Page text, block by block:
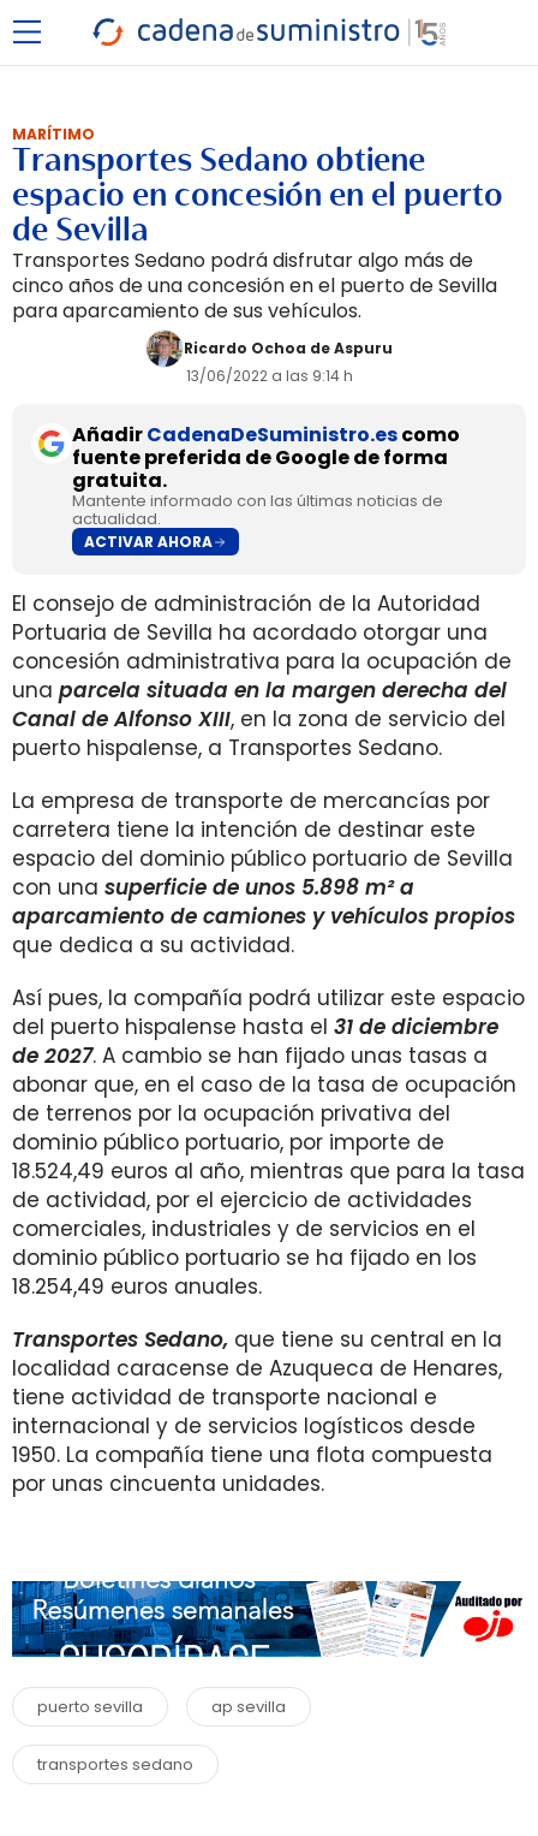
MARÍTIMO
Transportes Sedano obtiene
espacio en concesión en el puerto
de Sevilla
Transportes Sedano podrá disfrutar algo más de
cinco años de una concesión en el puerto de Sevilla
para aparcamiento de sus vehículos.
Ricardo Ochoa de Aspuru
13/06/2022 a las 9:14 h
AñadirCadenaDeSuministro.escomo
fuente preferida de Google de forma
gratuita.
Mantente informado con las últimas noticias de
actualidad.
ACTIVAR AHORA
El consejo de administración de la Autoridad
Portuaria de Sevilla ha acordado otorgar una
concesión administrativa para la ocupación de
una parcela situada en la margen derecha del
Canal de Alfonso XIII, en la zona de servicio del
puerto hispalense, a Transportes Sedano.
La empresa de transporte de mercancías por
carretera tiene la intención de destinar este
espacio del dominio público portuario de Sevilla
con una superficie de unos 5.898 m² a
aparcamiento de camiones y vehículos propios
que dedica a su actividad.
Así pues, la compañía podrá utilizar este espacio
del puerto hispalense hasta el 31 de diciembre
de 2027. A cambio se han fijado unas tasas a
abonar que, en el caso de la tasa de ocupación
de terrenos por la ocupación privativa del
dominio público portuario, por importe de
18.524,49 euros al año, mientras que para la tasa
de actividad, por el ejercicio de actividades
comerciales, industriales y de servicios en el
dominio público portuario se ha fijado en los
18.254,49 euros anuales.
Transportes Sedano, que tiene su central en la
localidad caracense de Azuqueca de Henares,
tiene actividad de transporte nacional e
internacional y de servicios logísticos desde
1950. La compañía tiene una flota compuesta
por unas cincuenta unidades.
puerto sevilla ap sevilla
transportes sedano